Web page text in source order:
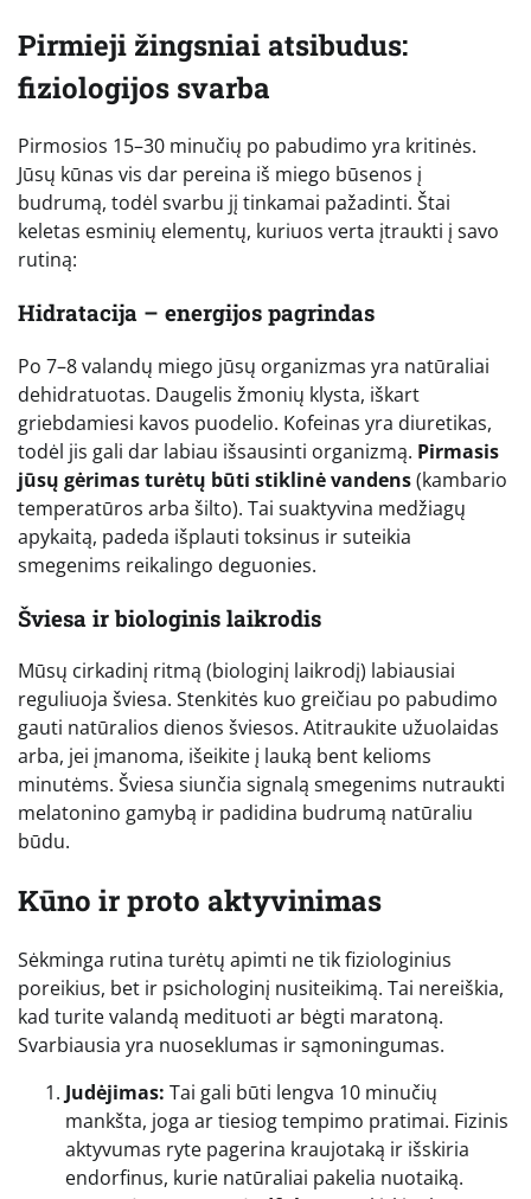
Pirmieji žingsniai atsibudus:
fiziologijos svarba
Pirmosios 15–30 minučių po pabudimo yra kritinės.
Jūsų kūnas vis dar pereina iš miego būsenos į
budrumą, todėl svarbu jį tinkamai pažadinti. Štai
keletas esminių elementų, kuriuos verta įtraukti į savo
rutiną:
Hidratacija – energijos pagrindas
Po 7–8 valandų miego jūsų organizmas yra natūraliai
dehidratuotas. Daugelis žmonių klysta, iškart
griebdamiesi kavos puodelio. Kofeinas yra diuretikas,
todėl jis gali dar labiau išsausinti organizmą. Pirmasis
jūsų gėrimas turėtų būti stiklinė vandens(kambario
temperatūros arba šilto). Tai suaktyvina medžiagų
apykaitą, padeda išplauti toksinus ir suteikia
smegenims reikalingo deguonies.
Šviesa ir biologinis laikrodis
Mūsų cirkadinį ritmą (biologinį laikrodį) labiausiai
reguliuoja šviesa. Stenkitės kuo greičiau po pabudimo
gauti natūralios dienos šviesos. Atitraukite užuolaidas
arba, jei įmanoma, išeikite į lauką bent kelioms
minutėms. Šviesa siunčia signalą smegenims nutraukti
melatonino gamybą ir padidina budrumą natūraliu
būdu.
Kūno ir proto aktyvinimas
Sėkminga rutina turėtų apimti ne tik fiziologinius
poreikius, bet ir psichologinį nusiteikimą. Tai nereiškia,
kad turite valandą medituoti ar bėgti maratoną.
Svarbiausia yra nuoseklumas ir sąmoningumas.
Judėjimas: Tai gali būti lengva 10 minučių
mankšta, joga ar tiesiog tempimo pratimai. Fizinis
aktyvumas ryte pagerina kraujotaką ir išskiria
endorfinus, kurie natūraliai pakelia nuotaiką.